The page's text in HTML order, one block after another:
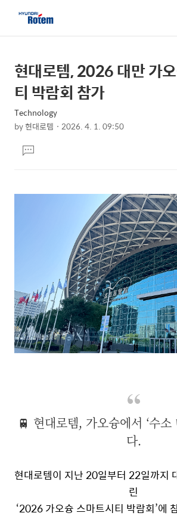
상
세
텐
본
문
제
목
현대로템, 2026 대만 가
티 박람회 참가
Technology
by현대로템 2026. 4. 1. 09:50
문댓
글
🚆 현대로템, 가오슝에서 ‘수소
다.
현대로템이 지난20일부터 22일까지
린
‘2026가오슝 스마트시티 박람회’에